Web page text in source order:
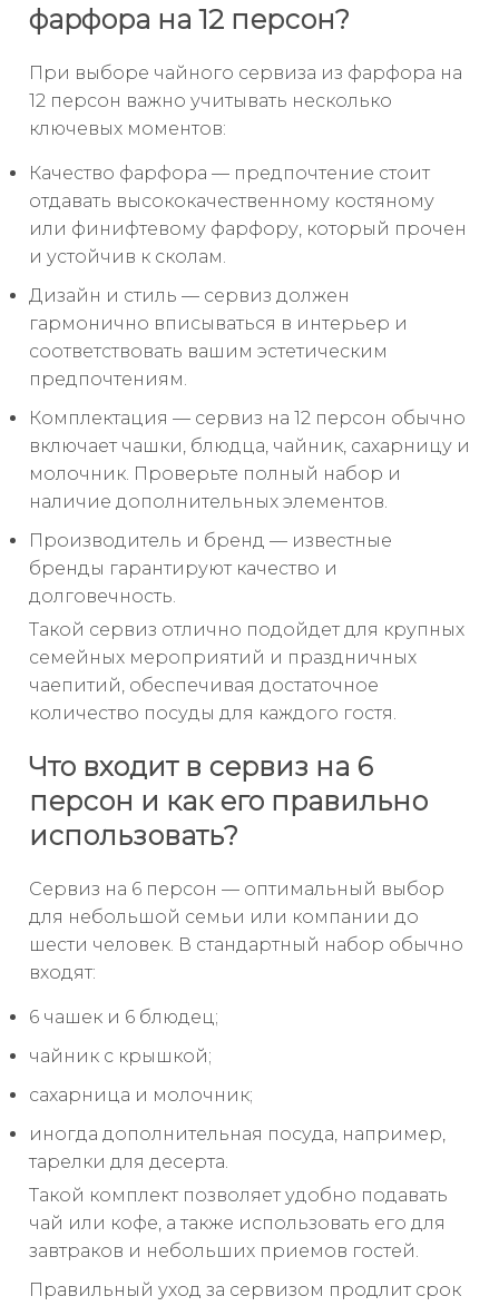
фарфора на 12 персон?
При выборе чайного сервиза из фарфора на
12 персон важно учитывать несколько
ключевых моментов:
Качество фарфора — предпочтение стоит
отдавать высококачественному костяному
или финифтевому фарфору, который прочен
и устойчив к сколам.
Дизайн и стиль — сервиз должен
гармонично вписываться в интерьер и
соответствовать вашим эстетическим
предпочтениям.
Комплектация — сервиз на 12 персон обычно
включает чашки, блюдца, чайник, сахарницу и
молочник. Проверьте полный набор и
наличие дополнительных элементов.
Производитель и бренд — известные
бренды гарантируют качество и
долговечность.
Такой сервиз отлично подойдет для крупных
семейных мероприятий и праздничных
чаепитий, обеспечивая достаточное
количество посуды для каждого гостя.
Что входит в сервиз на 6
персон и как его правильно
использовать?
Сервиз на 6 персон — оптимальный выбор
для небольшой семьи или компании до
шести человек. В стандартный набор обычно
входят:
6 чашек и 6 блюдец;
чайник с крышкой;
сахарница и молочник;
иногда дополнительная посуда, например,
тарелки для десерта.
Такой комплект позволяет удобно подавать
чай или кофе, а также использовать его для
завтраков и небольших приемов гостей.
Правильный уход за сервизом продлит срок